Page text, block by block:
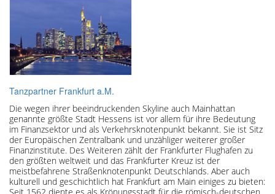
Tanzpartner Frankfurt a.M.
Die wegen ihrer beeindruckenden Skyline auch Mainhattan
genannte größte Stadt Hessens ist vor allem für ihre Bedeutung
im Finanzsektor und als Verkehrsknotenpunkt bekannt. Sie ist Sitz
der Europäischen Zentralbank und unzähliger weiterer großer
Finanzinstitute. Des Weiteren zählt der Frankfurter Flughafen zu
den größten weltweit und das Frankfurter Kreuz ist der
meistbefahrene Straßenknotenpunkt Deutschlands. Aber auch
kulturell und geschichtlich hat Frankfurt am Main einiges zu bieten:
Seit 1562 diente es als Krönungsstadt für die römisch-deutschen